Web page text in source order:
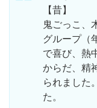
【昔】
鬼ごっこ、
グループ（
で喜び、熱
からだ、精
られました
た。